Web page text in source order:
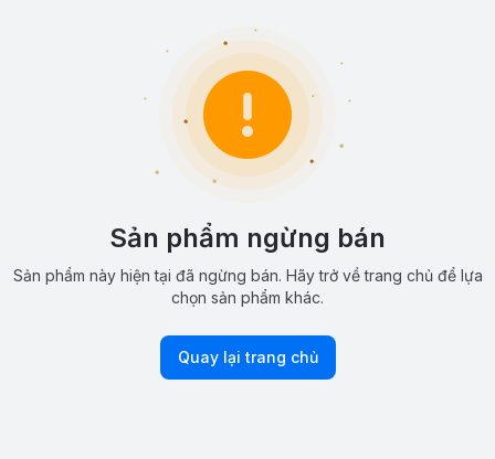
Sản phẩm ngừng bán
Sản phẩm này hiện tại đã ngừng bán. Hãy trở về trang chủ để lựa
chọn sản phẩm khác.
Quay lại trang chủ